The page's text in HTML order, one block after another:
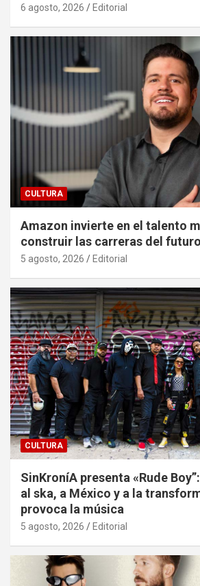
6 agosto, 2026 Editorial
CULTURA
Amazon invierte en el talento
construir las carreras del futuro
5 agosto, 2026 Editorial
CULTURA
SinKroníA presenta «Rude
al ska, a México y a la
provoca la música
5 agosto, 2026 Editorial